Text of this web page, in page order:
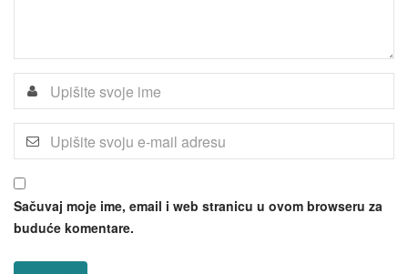
Sačuvaj moje ime, email i web stranicu u ovom browseru za
buduće komentare.